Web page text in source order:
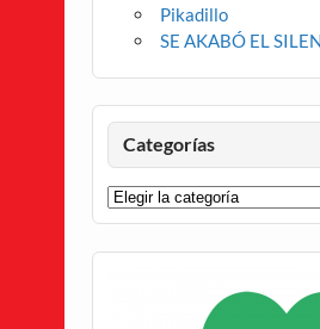
Pikadillo
SE AKABÓ EL
Categorías
Categorías